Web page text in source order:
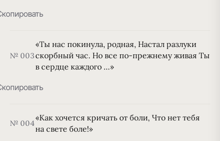
№ 003
«Ты нас покинула, родная, Настал разлуки
скорбный час. Но все по-прежнему живая Ты
в сердце каждого …»
№ 004
«Как хочется кричать от боли, Что нет тебя
на свете боле!»